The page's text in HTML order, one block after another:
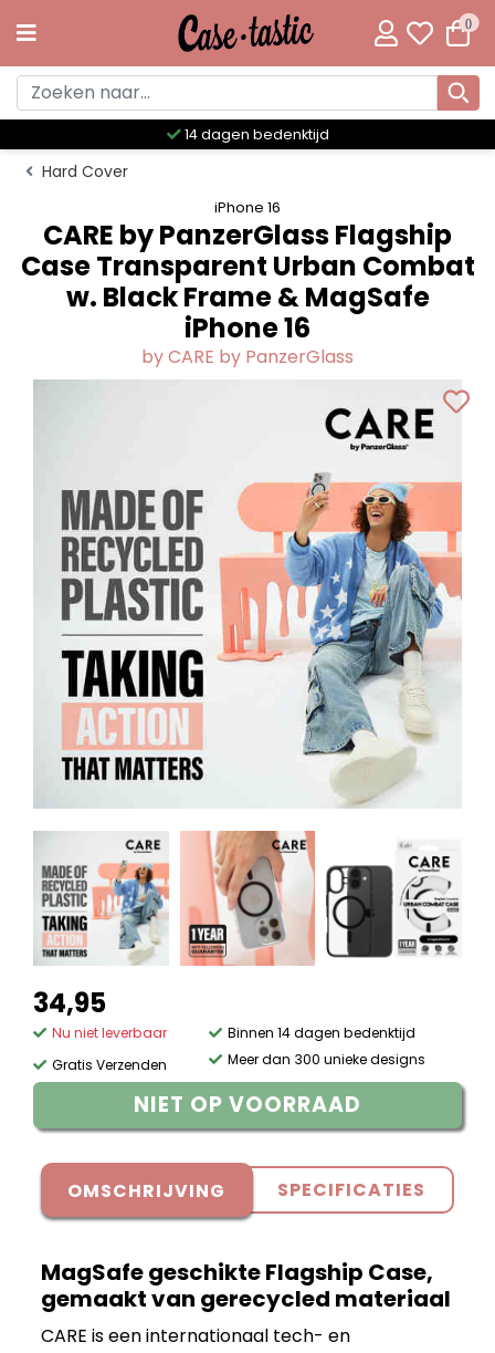
0
Meer dan 300 unieke designs
Hard Cover
iPhone 16
CARE by PanzerGlass Flagship
Case Transparent Urban Combat
w. Black Frame & MagSafe
iPhone 16
by CARE by PanzerGlass
34,95
Nu niet leverbaar
Gratis Verzenden
Binnen 14 dagen bedenktijd
Meer dan 300 unieke designs
NIET OP VOORRAAD
OMSCHRIJVING SPECIFICATIES
MagSafe geschikte Flagship Case,
gemaakt van gerecycled materiaal
CARE is een internationaal tech- en